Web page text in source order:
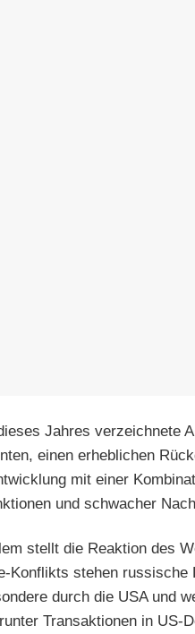
Jahres verzeichnete
einen erheblichen
mit einer
und schwacher
stellt die Reaktion des
Konflikts stehen
durch die USA und
Transaktionen in US-